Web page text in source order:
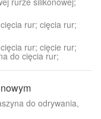
rur; cięcia rur;
rur; cięcie rur;
do cięcia rur;
do odrywania,